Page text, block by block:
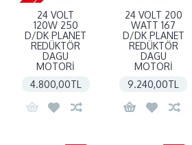
24 VOLT
120W 250
D/DK PLANET
REDÜKTÖR
DAGU
MOTORİ
4.800,00TL
24 VOLT 200
WATT 167
D/DK PLANET
REDÜKTÖR
DAGU
MOTORİ
9.240,00TL